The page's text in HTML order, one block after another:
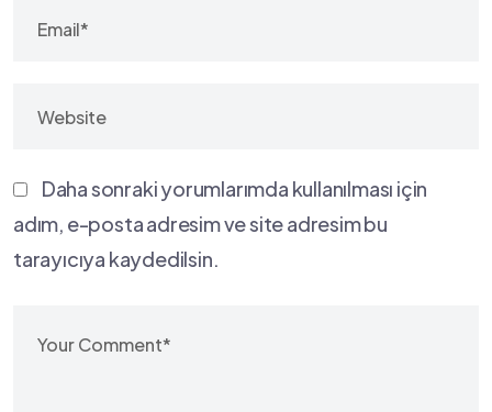
Daha sonraki yorumlarımda kullanılması için
adım, e-posta adresim ve site adresim bu
tarayıcıya kaydedilsin.